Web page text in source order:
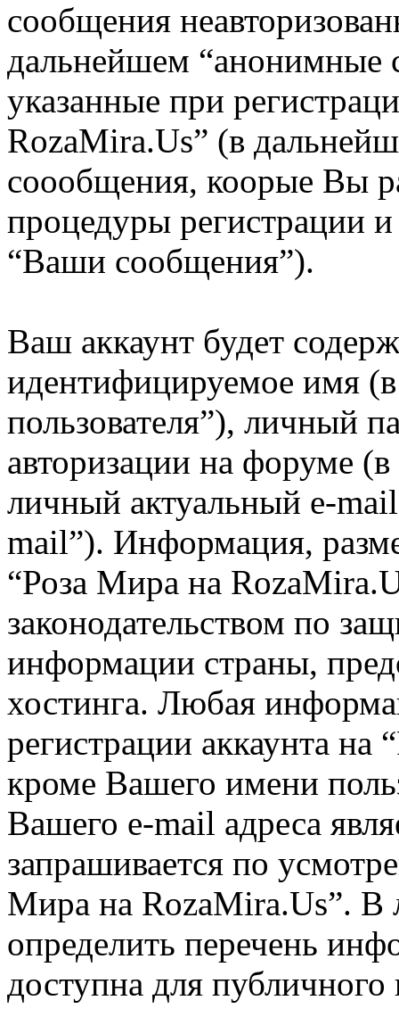
сообщения
дальнейшем “анонимные
указанные при
RozaMira.Us” (в
соообщения, коорые Вы
процедуры регистрации
“Ваши сообщения”).
Ваш аккаунт будет
идентифицируемое имя
пользователя”), личный
авторизации на форуме
личный актуальный e-
mail”). Информация,
“Роза Мира на
законодательством по
информации страны,
хостинга. Любая
регистрации аккаунта
кроме Вашего имени
Вашего e-mail адреса
запрашивается по
Мира на RozaMira.Us”.
определить перечень
доступна для